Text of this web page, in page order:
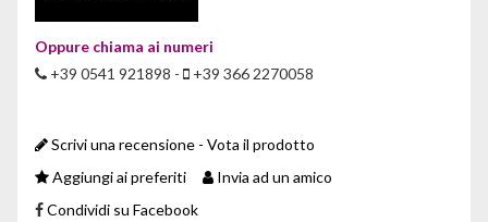
Oppure chiama ai numeri
+39 0541 921898 -
+39 366 2270058
Scrivi una recensione - Vota il prodotto
Aggiungi ai preferiti
Invia ad un amico
Condividi su Facebook